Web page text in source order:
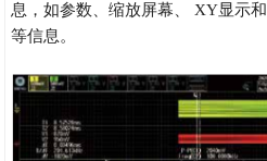
息，如参数、缩放屏幕、 XY显示
等信息。